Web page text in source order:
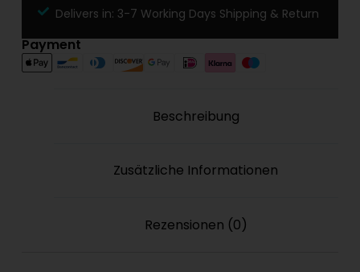
Delivers in: 3-7 Working Days Shipping & Return
Payment
Beschreibung
Zusätzliche Informationen
Rezensionen (0)